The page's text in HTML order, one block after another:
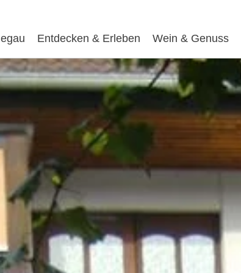
Entdecken & Erleben Wein & Genuss